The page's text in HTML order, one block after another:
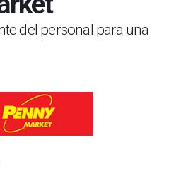
del personal para una